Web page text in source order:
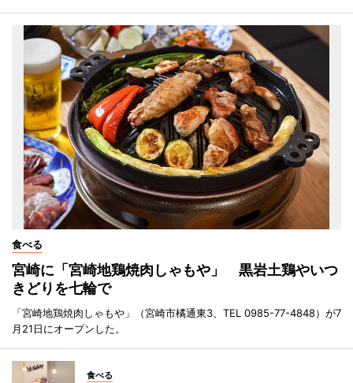
食べる
宮崎に「宮崎地鶏焼肉しゃもや」 黒岩土鶏やいつ
きどりを七輪で
「宮崎地鶏焼肉しゃもや」（宮崎市橘通東3、TEL 0985-77-4848）が7
月21日にオープンした。
食べる